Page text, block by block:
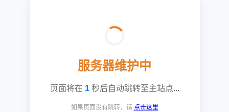
服务器维护中
页面将在 1秒后自动跳转至主站点...
如果页面没有跳转，请 点击这里